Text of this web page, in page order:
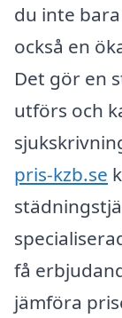
du inte
också en
Det gör en
utförs och
pris-kzb.se
få
jämföra